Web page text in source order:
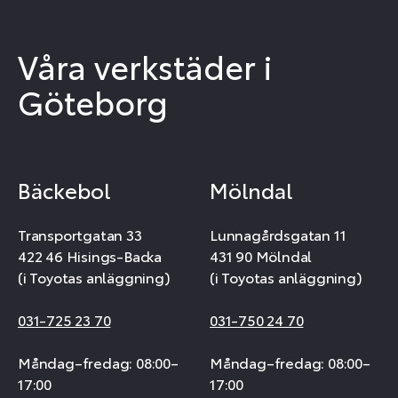
Våra verkstäder i
Göteborg
Bäckebol
Transportgatan 33
422 46 Hisings-Backa
(i Toyotas anläggning)
031-725 23 70
Måndag–fredag: 08:00–
17:00
Mölndal
Lunnagårdsgatan 11
431 90 Mölndal
(i Toyotas anläggning)
031-750 24 70
Måndag–fredag: 08:00–
17:00